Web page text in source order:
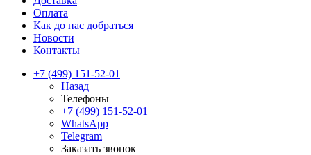
Оплата
Как до нас добраться
Новости
Контакты
+7 (499) 151-52-01
Назад
Телефоны
+7 (499) 151-52-01
WhatsApp
Telegram
Заказать звонок